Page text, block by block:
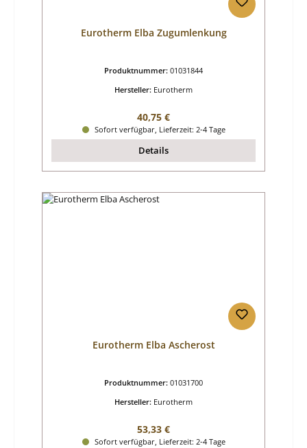
Eurotherm Elba Zugumlenkung
Produktnummer: 01031844
Hersteller: Eurotherm
Regulärer Preis:
40,75 €
Sofort verfügbar, Lieferzeit: 2-4 Tage
Details
Eurotherm Elba Ascherost
Produktnummer: 01031700
Hersteller: Eurotherm
Regulärer Preis:
53,33 €
Sofort verfügbar, Lieferzeit: 2-4 Tage